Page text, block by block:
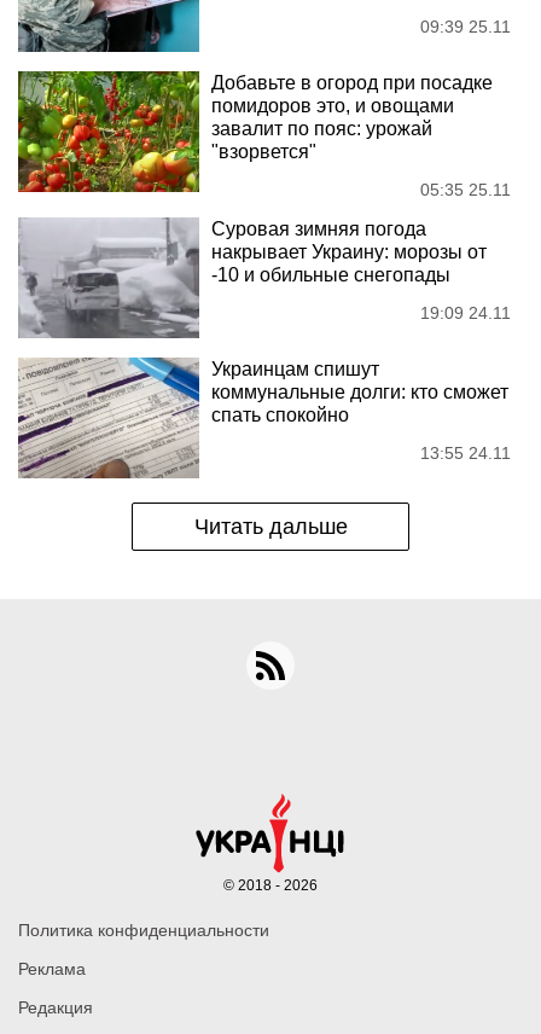
09:39 25.11
Добавьте в огород при посадке
помидоров это, и овощами
завалит по пояс: урожай
"взорвется"
05:35 25.11
Суровая зимняя погода
накрывает Украину: морозы от
-10 и обильные снегопады
19:09 24.11
Украинцам спишут
коммунальные долги: кто сможет
спать спокойно
13:55 24.11
Читать дальше
Политика конфиденциальности
Реклама
Редакция
© 2018 - 2026